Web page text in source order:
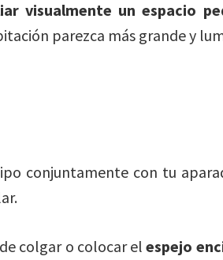
visualmente un espacio
parezca más grande y
conjuntamente con tu
colgar o colocar elespejo